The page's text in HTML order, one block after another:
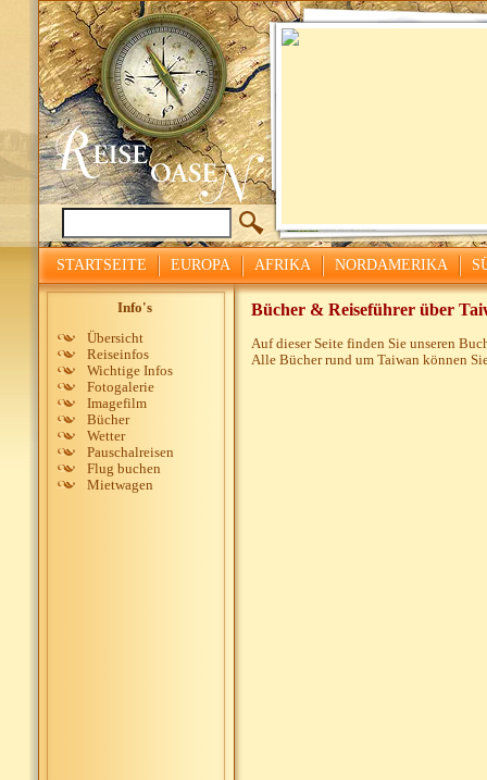
STARTSEITE EUROPA AFRIKA NORDAMERIKA
Info's
Übersicht
Reiseinfos
Wichtige Infos
Fotogalerie
Imagefilm
Bücher
Wetter
Pauschalreisen
Flug buchen
Mietwagen
Bücher & Reiseführer über
Auf dieser Seite finden Sie unseren
Alle Bücher rund um Taiwan können